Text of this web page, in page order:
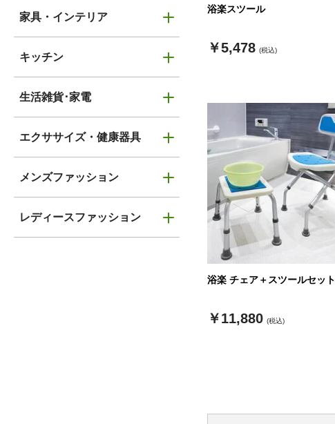
家具・インテリア
キッチン
生活雑貨･家電
エクササイズ・健康器具
メンズファッション
レディースファッション
浴楽スツール
￥5,478 (税込)
浴楽 チェア＋スツールセット
￥11,880 (税込)